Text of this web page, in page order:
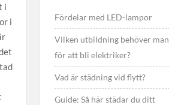
i
i
Fördelar med LED-lampor
Vilken utbildning behöver man
för att bli elektriker?
Vad är städning vid flytt?
Guide: Så här städar du ditt